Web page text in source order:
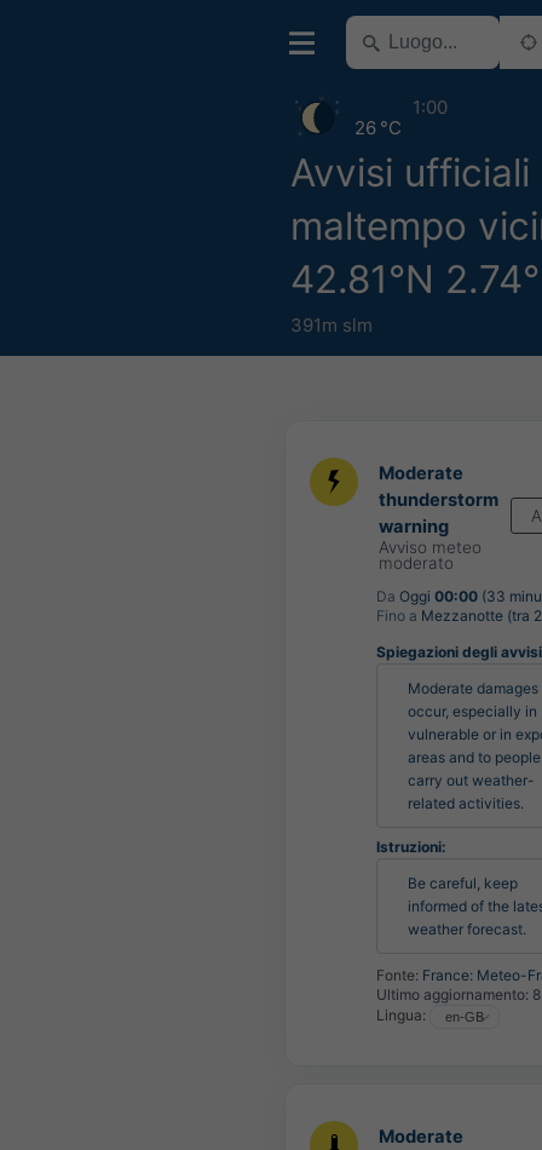
Avvisi ufficiali
maltempo
42.81°N
391m slm
26 °C
1:00
Moderate
thunderstorm
warning
Avviso meteo
moderato
Da Oggi 00:00 (33
Fino a Mezzanotte (tra
Spiegazioni degli
Moderate damages
occur, especially in
vulnerable or in
areas and to
carry out weather-
related activities.
Istruzioni:
Be careful, keep
informed of the
weather forecast.
Fonte: France: Meteo-
Ultimo aggiornamento:
Lingua:
Moderate